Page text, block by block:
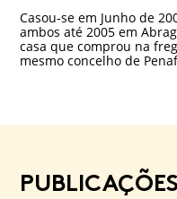
Casou-se em Junho de
ambos até 2005 em
casa que comprou na
mesmo concelho de